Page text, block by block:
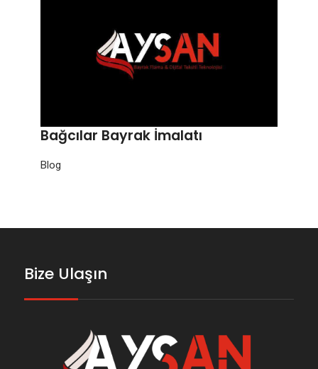
Bağcılar Bayrak İmalatı
Blog
Bize Ulaşın